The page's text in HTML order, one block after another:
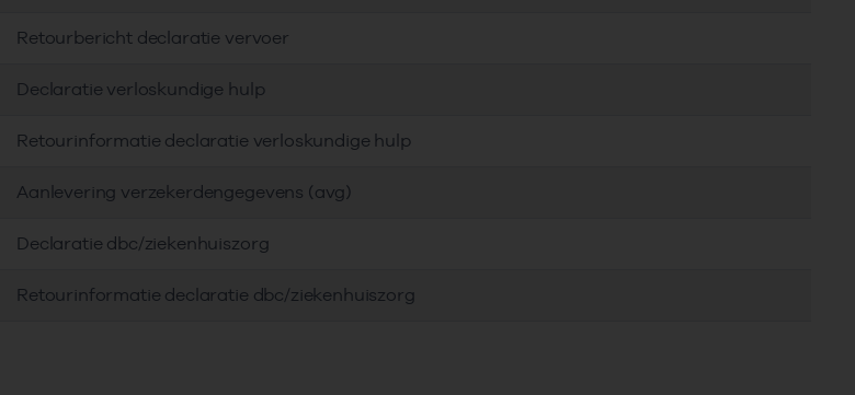
Retourbericht declaratie vervoer
Declaratie verloskundige hulp
Retourinformatie declaratie verloskundige hulp
Aanlevering verzekerdengegevens (avg)
Declaratie dbc/ziekenhuiszorg
Retourinformatie declaratie dbc/ziekenhuiszorg